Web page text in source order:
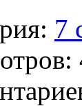
7